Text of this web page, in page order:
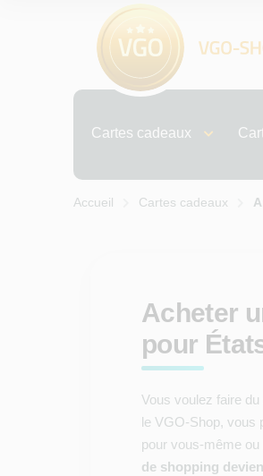
Cartes cadeaux
Accueil Cartes cadeaux
Acheter
pour
Vous voulez faire
le VGO-Shop, vous
pour vous-même
de shopping